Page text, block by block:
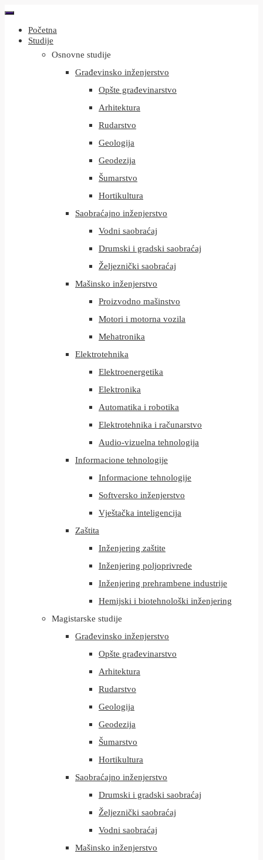
Početna
Studije
Osnovne studije
Građevinsko inženjerstvo
Opšte građevinarstvo
Arhitektura
Rudarstvo
Geologija
Geodezija
Šumarstvo
Hortikultura
Saobraćajno inženjerstvo
Vodni saobraćaj
Drumski i gradski saobraćaj
Željeznički saobraćaj
Mašinsko inženjerstvo
Proizvodno mašinstvo
Motori i motorna vozila
Mehatronika
Elektrotehnika
Elektroenergetika
Elektronika
Automatika i robotika
Elektrotehnika i računarstvo
Audio-vizuelna tehnologija
Informacione tehnologije
Informacione tehnologije
Softversko inženjerstvo
Vještačka inteligencija
Zaštita
Inženjering zaštite
Inženjering poljoprivrede
Inženjering prehrambene industrije
Hemijski i biotehnološki inženjering
Magistarske studije
Građevinsko inženjerstvo
Opšte građevinarstvo
Arhitektura
Rudarstvo
Geologija
Geodezija
Šumarstvo
Hortikultura
Saobraćajno inženjerstvo
Drumski i gradski saobraćaj
Željeznički saobraćaj
Vodni saobraćaj
Mašinsko inženjerstvo